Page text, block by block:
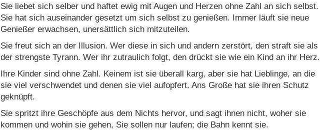
Sie liebet sich selber und haftet ewig mit Augen und Herzen ohne Zahl an sich selbst.
Sie hat sich auseinander gesetzt um sich selbst zu genießen. Immer läuft sie neue
Genießer erwachsen, unersättlich sich mitzuteilen.
Sie freut sich an der Illusion. Wer diese in sich und andern zerstört, den straft sie als
der strengste Tyrann. Wer ihr zutraulich folgt, den drückt sie wie ein Kind an ihr Herz.
Ihre Kinder sind ohne Zahl. Keinem ist sie überall karg, aber sie hat Lieblinge, an die
sie viel verschwendet und denen sie viel aufopfert. Ans Große hat sie ihren Schutz
geknüpft.
Sie spritzt ihre Geschöpfe aus dem Nichts hervor, und sagt ihnen nicht, woher sie
kommen und wohin sie gehen, Sie sollen nur laufen; die Bahn kennt sie.